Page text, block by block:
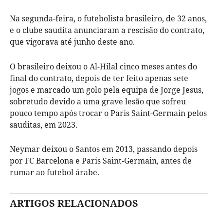
Na segunda-feira, o futebolista brasileiro, de 32 anos,
e o clube saudita anunciaram a rescisão do contrato,
que vigorava até junho deste ano.
O brasileiro deixou o Al-Hilal cinco meses antes do
final do contrato, depois de ter feito apenas sete
jogos e marcado um golo pela equipa de Jorge Jesus,
sobretudo devido a uma grave lesão que sofreu
pouco tempo após trocar o Paris Saint-Germain pelos
sauditas, em 2023.
Neymar deixou o Santos em 2013, passando depois
por FC Barcelona e Paris Saint-Germain, antes de
rumar ao futebol árabe.
ARTIGOS RELACIONADOS